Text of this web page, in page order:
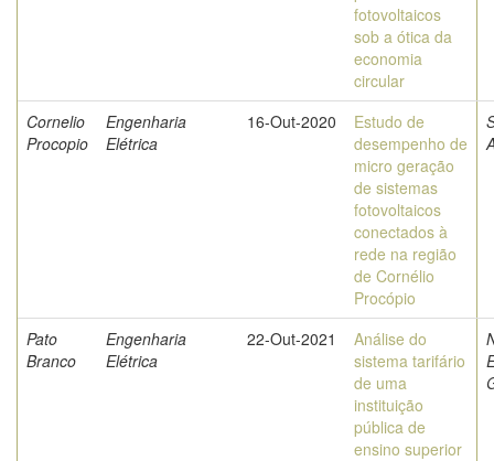
fotovoltaicos
sob a ótica da
economia
circular
Cornelio
Procopio
Engenharia
Elétrica
16-Out-2020
Estudo de
desempenho de
micro geração
de sistemas
fotovoltaicos
conectados à
rede na região
de Cornélio
Procópio
Pato
Branco
Engenharia
Elétrica
22-Out-2021
Análise do
sistema tarifário
de uma
instituição
pública de
ensino superior